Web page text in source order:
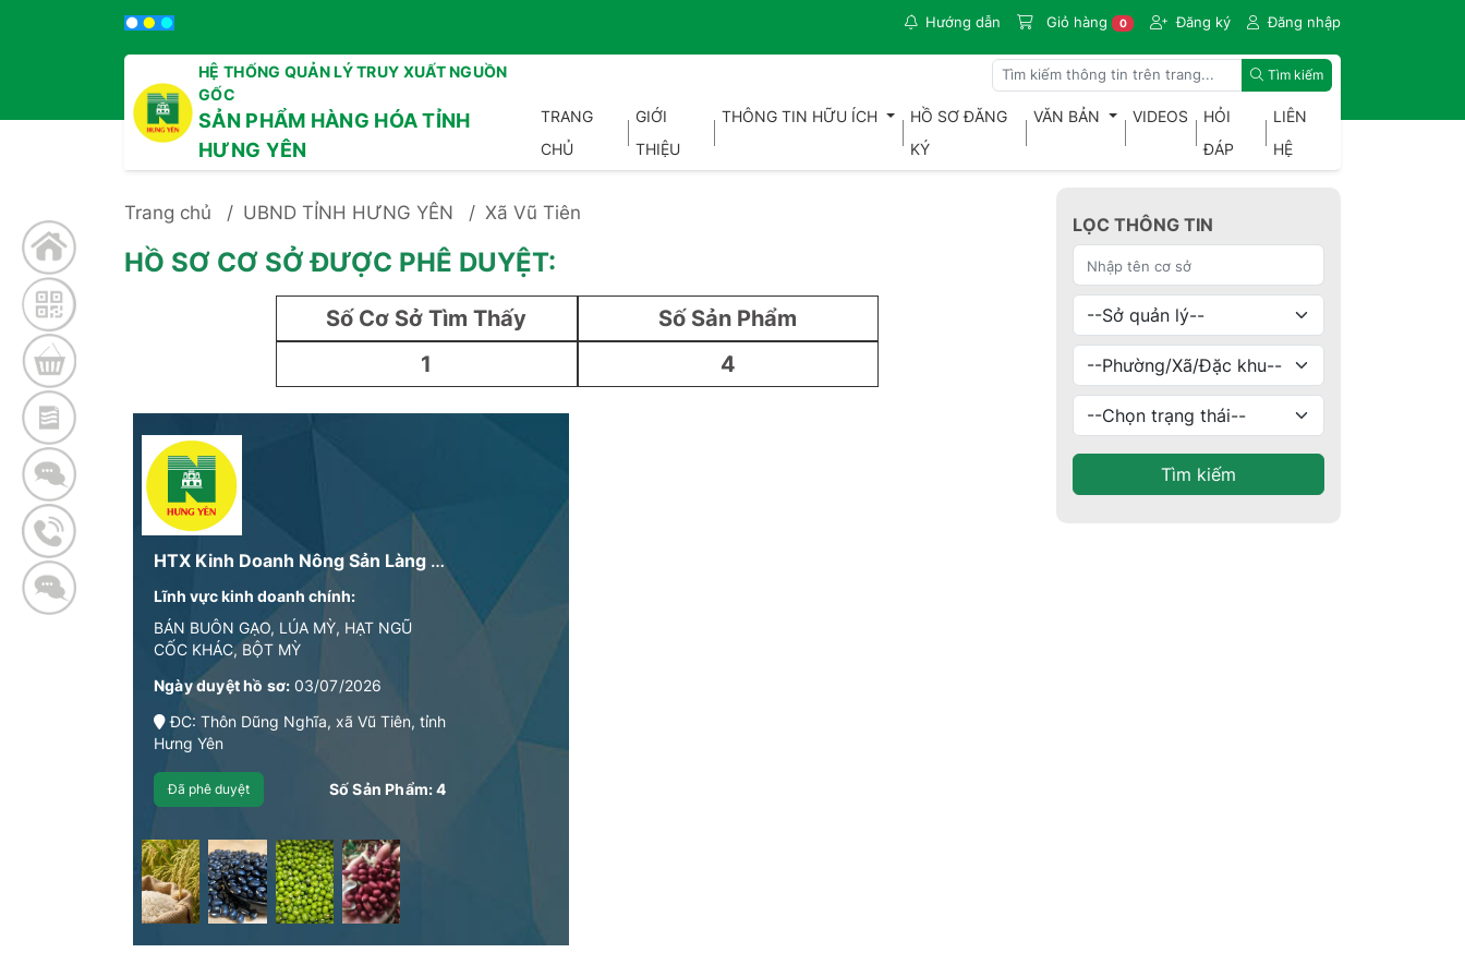
Hướng dẫn Giỏ hàng 0 Đăng ký Đăng nhập
HỆ THỐNG QUẢN LÝ TRUY XUẤT NGUỒN
GỐC
SẢN PHẨM HÀNG HÓA TỈNH
HƯNG YÊN
Tìm kiếm
TRANG
CHỦ
GIỚI
THIỆU
THÔNG TIN HỮU ÍCH
HỒ SƠ ĐĂNG
KÝ
VĂN BẢN VIDEOS
HỎI
ĐÁP
LIÊN
HỆ
Trang chủ UBND TỈNH HƯNG YÊN Xã Vũ Tiên
HỒ SƠ CƠ SỞ ĐƯỢC PHÊ DUYỆT:
Số Cơ Sở Tìm Thấy
1
Số Sản Phẩm
4
HTX Kinh Doanh Nông Sản Làng Keo
Lĩnh vực kinh doanh chính:
BÁN BUÔN GẠO, LÚA MỲ, HẠT NGŨ
CỐC KHÁC, BỘT MỲ
Ngày duyệt hồ sơ: 03/07/2026
ĐC: Thôn Dũng Nghĩa, xã Vũ Tiên, tỉnh
Hưng Yên
Đã phê duyệt Số Sản Phẩm:4
LỌC THÔNG TIN
Tìm kiếm